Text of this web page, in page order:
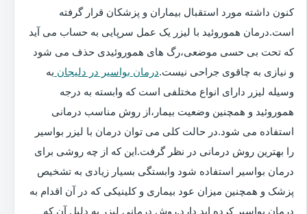
کنون داشته مورد استقبال بیماران و پزشکان قرار گرفته
است.درمان هموروئید با لیزر یک عمل سرپایی به حساب می آید
که تحت بی حسی موضعی،رگ های هموروئیدی حذف می شود
و نیازی به چاقوی جراحی نیست.درمان بواسیر در دلیجان به
وسیله لیزر دارای انواع مختلفی است که وابسته به درجه
هموروئید و همچنین وضعیت بیمار،از روش مناسب درمانی
استفاده می شود.در حالت کلی می توان درمان با لیزر بواسیر
را بهترین روش درمانی در نظر گرفت.این که از چه روشی برای
درمان بواسیر استفاده شود وابستگی بسیار زیادی به تشخیص
پزشک و همچنین میزان عود بیماری و کلینیکی که در آن اقدام به
درمان بواسیر کرده اید دارد.روش درمانی لیزر به دلیل آن که